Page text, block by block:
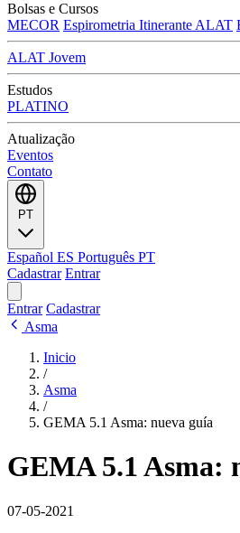
Bolsas e Cursos
MECOR Espirometria Itinerante ALAT
ALAT Jovem
Estudos
PLATINO
Atualização
Eventos
Contato
PT
Español ES Português PT
Cadastrar Entrar
Entrar Cadastrar
Asma
Inicio
/
Asma
/
GEMA 5.1 Asma: nueva guía
GEMA 5.1 Asma:
07-05-2021